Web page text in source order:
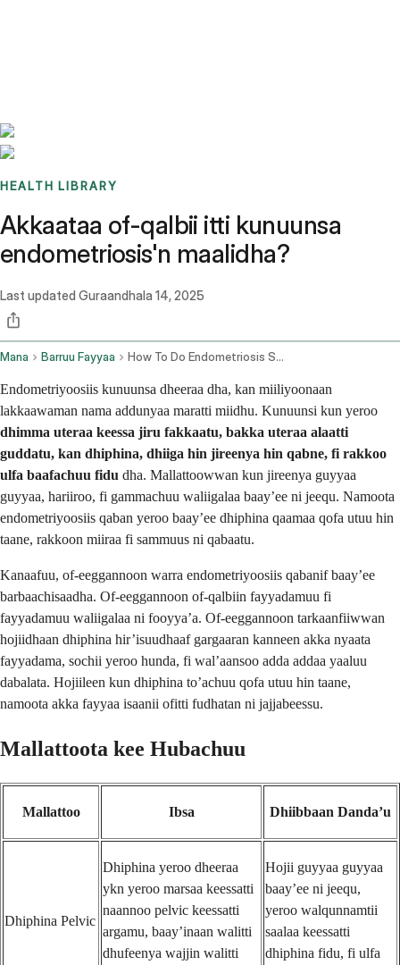
HEALTH LIBRARY
Akkaataa of-qalbii itti kunuunsa
endometriosis'n maalidha?
Last updated Guraandhala 14, 2025
Mana Barruu Fayyaa How To Do Endometriosis Self Care
Endometriyoosiis kunuunsa dheeraa dha, kan miiliyoonaan
lakkaawaman nama addunyaa maratti miidhu. Kunuunsi kun yeroo
dhimma uteraa keessa jiru fakkaatu, bakka uteraa alaatti
guddatu, kan dhiphina, dhiiga hin jireenya hin qabne, fi rakkoo
ulfa baafachuu fidu dha. Mallattoowwan kun jireenya guyyaa
guyyaa, hariiroo, fi gammachuu waliigalaa baay’ee ni jeequ. Namoota
endometriyoosiis qaban yeroo baay’ee dhiphina qaamaa qofa utuu hin
taane, rakkoon miiraa fi sammuus ni qabaatu.
Kanaafuu, of-eeggannoon warra endometriyoosiis qabanif baay’ee
barbaachisaadha. Of-eeggannoon of-qalbiin fayyadamuu fi
fayyadamuu waliigalaa ni fooyya’a. Of-eeggannoon tarkaanfiiwwan
hojiidhaan dhiphina hir’isuudhaaf gargaaran kanneen akka nyaata
fayyadama, sochii yeroo hunda, fi wal’aansoo adda addaa yaaluu
dabalata. Hojiileen kun dhiphina to’achuu qofa utuu hin taane,
namoota akka fayyaa isaanii ofitti fudhatan ni jajjabeessu.
Mallattoota kee Hubachuu
Mallattoo Ibsa Dhiibbaan Danda’u
Dhiphina Pelvic
Dhiphina yeroo dheeraa
ykn yeroo marsaa keessatti
naannoo pelvic keessatti
argamu, baay’inaan walitti
dhufeenya wajjin walitti
Hojii guyyaa guyyaa
baay’ee ni jeequ,
yeroo walqunnamtii
saalaa keessatti
dhiphina fidu, fi ulfa